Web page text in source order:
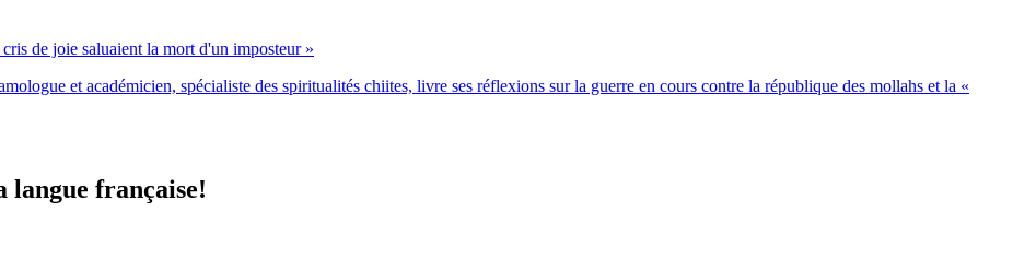
de joie saluaient la mort d'un imposteur »
et académicien, spécialiste des spiritualités chiites, livre ses réflexions sur la guerre en cours contre la république des mollahs et la «
langue française!